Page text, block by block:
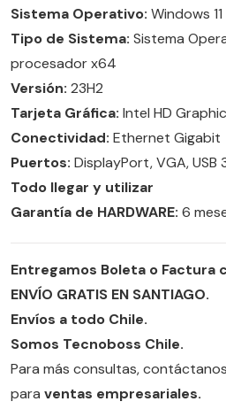
Sistema Operativo: Windows
Tipo de Sistema: Sistema
procesador x64
Versión: 23H2
Tarjeta Gráfica: Intel HD
Conectividad: Ethernet Gigabit
Puertos: DisplayPort, VGA, USB
Todo llegar y utilizar
Garantía de HARDWARE: 6
Entregamos Boleta o Factura
ENVÍO GRATIS EN SANTIAGO.
Envíos a todo Chile.
Somos Tecnoboss Chile.
Para más consultas,
para ventas empresariales.